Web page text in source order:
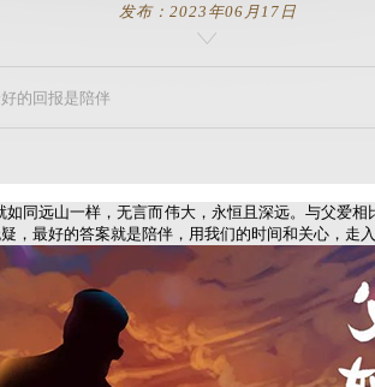
发布：2023年06月17日
的回报是陪伴
同远山一样，无言而伟大，永恒且深远。与父爱
，最好的答案就是陪伴，用我们的时间和关心，走